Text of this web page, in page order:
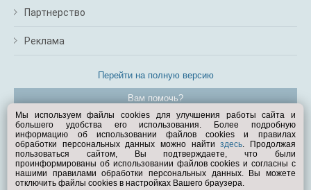
Партнерство
Реклама
Перейти на полную версию
Вам помочь?
© Exist.ru 1998—2026
Мы используем файлы cookies для улучшения работы сайта и
большего удобства его использования. Более подробную
информацию об использовании файлов cookies и правилах
обработки персональных данных можно найтиздесь. Продолжая
пользоваться сайтом, Вы подтверждаете, что были
проинформированы об использовании файлов cookies и согласны с
нашими правилами обработки персональных данных. Вы можете
отключить файлы cookies в настройках Вашего браузера.